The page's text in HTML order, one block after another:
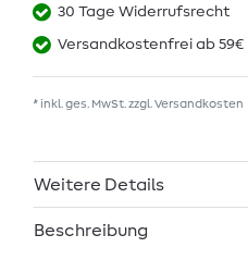
30 Tage Widerrufsrecht
Versandkostenfrei ab 59€
* inkl. ges. MwSt. zzgl.Versandkosten
Weitere Details
Beschreibung